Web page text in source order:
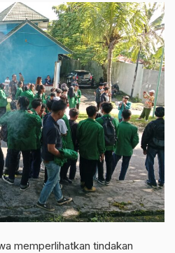
memperlihatkan tindakan